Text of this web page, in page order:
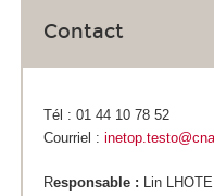
Contact
Tél : 01 44 10 78 52
Courriel :
Responsable : Lin